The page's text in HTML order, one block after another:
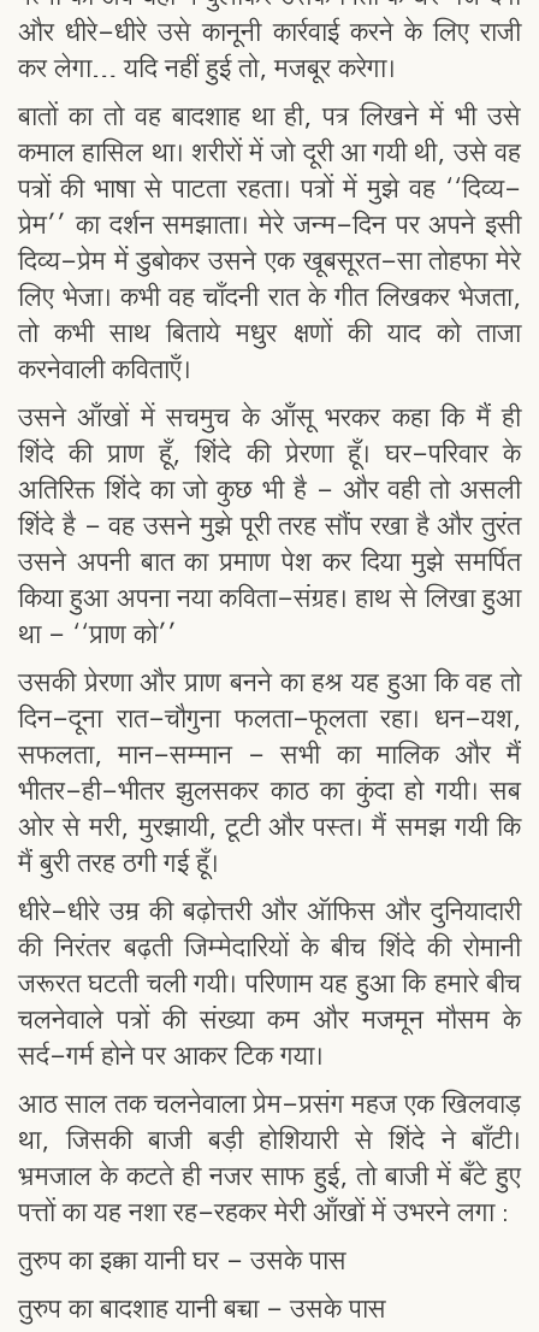
और धीरे-धीरे उसे कानूनी कार्रवाई करने के लिए राजी
कर लेगा… यदि नहीं हुई तो, मजबूर करेगा।
बातों का तो वह बादशाह था ही, पत्र लिखने में भी उसे
कमाल हासिल था। शरीरों में जो दूरी आ गयी थी, उसे वह
पत्रों की भाषा से पाटता रहता। पत्रों में मुझे वह ‘‘दिव्य-
प्रेम’’ का दर्शन समझाता। मेरे जन्म-दिन पर अपने इसी
दिव्य-प्रेम में डुबोकर उसने एक खूबसूरत-सा तोहफा मेरे
लिए भेजा। कभी वह चाँदनी रात के गीत लिखकर भेजता,
तो कभी साथ बिताये मधुर क्षणों की याद को ताजा
करनेवाली कविताएँ।
उसने आँखों में सचमुच के आँसू भरकर कहा कि मैं ही
शिंदे की प्राण हूँ, शिंदे की प्रेरणा हूँ। घर-परिवार के
अतिरिक्त शिंदे का जो कुछ भी है - और वही तो असली
शिंदे है - वह उसने मुझे पूरी तरह सौंप रखा है और तुरंत
उसने अपनी बात का प्रमाण पेश कर दिया मुझे समर्पित
किया हुआ अपना नया कविता-संग्रह। हाथ से लिखा हुआ
था - ‘‘प्राण को’’
उसकी प्रेरणा और प्राण बनने का हश्र यह हुआ कि वह तो
दिन-दूना रात-चौगुना फलता-फूलता रहा। धन-यश,
सफलता, मान-सम्मान - सभी का मालिक और मैं
भीतर-ही-भीतर झुलसकर काठ का कुंदा हो गयी। सब
ओर से मरी, मुरझायी, टूटी और पस्त। मैं समझ गयी कि
मैं बुरी तरह ठगी गई हूँ।
धीरे-धीरे उम्र की बढ़ोत्तरी और ऑफिस और दुनियादारी
की निरंतर बढ़ती जिम्मेदारियों के बीच शिंदे की रोमानी
जरूरत घटती चली गयी। परिणाम यह हुआ कि हमारे बीच
चलनेवाले पत्रों की संख्या कम और मजमून मौसम के
सर्द-गर्म होने पर आकर टिक गया।
आठ साल तक चलनेवाला प्रेम-प्रसंग महज एक खिलवाड़
था, जिसकी बाजी बड़ी होशियारी से शिंदे ने बाँटी।
भ्रमजाल के कटते ही नजर साफ हुई, तो बाजी में बँटे हुए
पत्तों का यह नशा रह-रहकर मेरी आँखों में उभरने लगा :
तुरुप का इक्का यानी घर - उसके पास
तुरुप का बादशाह यानी बच्चा - उसके पास